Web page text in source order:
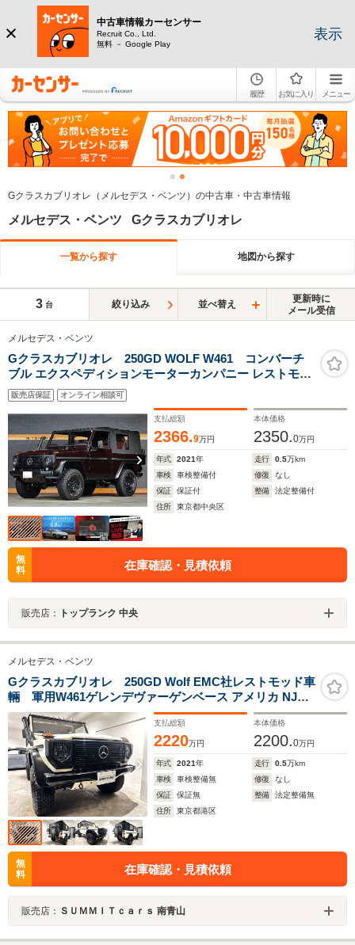
中古車情報カーセンサー
Recruit Co., Ltd.
無料 － Google Play
表示
履歴 お気に入り メニュー
Gクラスカブリオレ（メルセデス・ベンツ）の中古車・中古車情報
メルセデス・ベンツ Gクラスカブリオレ
一覧から探す 地図から探す
3 台 絞り込み 並べ替え
更新時に
メール受信
メルセデス・ベンツ
Gクラスカブリオレ 250GD WOLF W461 コンバーチ
ブル エクスペディションモーターカンパニー レストモッ
ド車両 4速MT
販売店保証 オンライン相談可
支払総額
2366.9万円
本体価格
2350.0万円
年式 2021年 走行 0.5万km
車検
車検整備付 修復
なし
保証
保証付 整備
法定整備付
住所
東京都中央区
無
料
在庫確認・見積依頼
販売店： トップランク 中央
メルセデス・ベンツ
Gクラスカブリオレ 250GD Wolf EMC社レストモッド車
輛 軍用W461ゲレンデヴァーゲンベース アメリカ NJ
Expedition Motor Company社レストモッド車輌(フルレ
ストア)/ウルフ(250GD+折り畳み式フロントガラス+オー
プントップ)/クーラー/Bluetoothオーディオ/ウッドデッキ
支払総額
2220万円
本体価格
2200.0万円
年式 2021年 走行 0.5万km
車検
車検整備無 修復
なし
保証
保証無 整備
法定整備無
住所
東京都港区
無
料
在庫確認・見積依頼
販売店： ＳＵＭＭＩＴｃａｒｓ 南青山